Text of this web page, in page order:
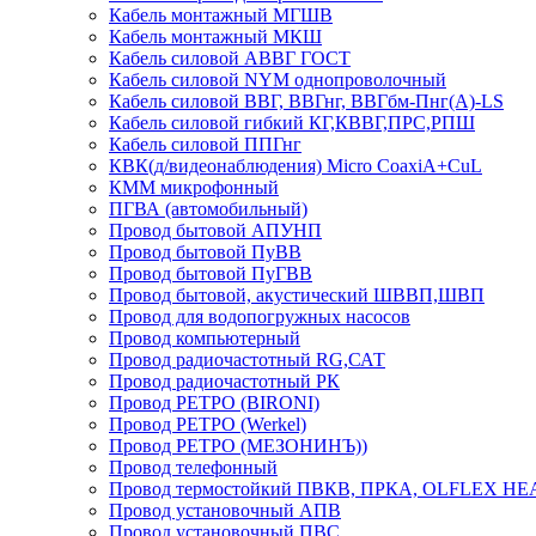
Кабель монтажный МГШВ
Кабель монтажный МКШ
Кабель силовой АВВГ ГОСТ
Кабель силовой NYM однопроволочный
Кабель силовой ВВГ, ВВГнг, ВВГбм-Пнг(А)-LS
Кабель силовой гибкий КГ,КВВГ,ПРС,РПШ
Кабель силовой ППГнг
КВК(д/видеонаблюдения) Micro CoaxiA+CuL
КММ микрофонный
ПГВА (автомобильный)
Провод бытовой АПУНП
Провод бытовой ПуВВ
Провод бытовой ПуГВВ
Провод бытовой, акустический ШВВП,ШВП
Провод для водопогружных насосов
Провод компьютерный
Провод радиочастотный RG,САТ
Провод радиочастотный РК
Провод РЕТРО (BIRONI)
Провод РЕТРО (Werkel)
Провод РЕТРО (МЕЗОНИНЪ))
Провод телефонный
Провод термостойкий ПВКВ, ПРКА, OLFLEX
Провод установочный АПВ